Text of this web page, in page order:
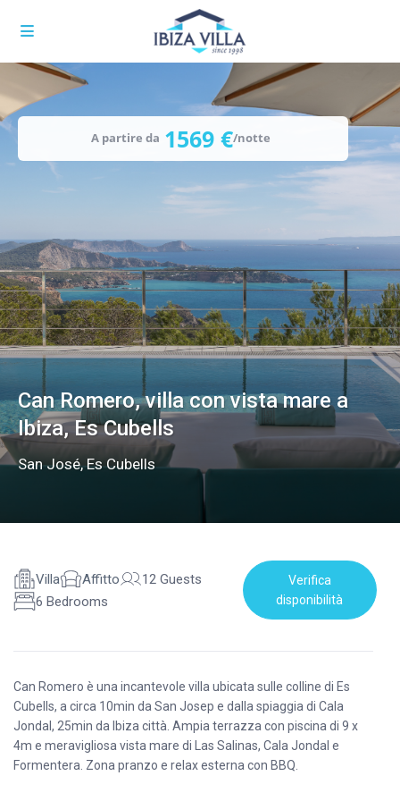
Can Romero, villa con vista mare a
Ibiza, Es Cubells
San José,Es Cubells
1569 €
Villa Affitto
12 Guests
6 Bedrooms
Verifica
disponibilità
Can Romero è una incantevole villa ubicata sulle colline di Es
Cubells, a circa 10min da San Josep e dalla spiaggia di Cala
Jondal, 25min da Ibiza città. Ampia terrazza con piscina di 9 x
4m e meravigliosa vista mare di Las Salinas, Cala Jondal e
Formentera. Zona pranzo e relax esterna con BBQ.